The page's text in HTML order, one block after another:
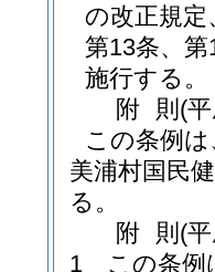
の改正規定
第13条、
施行する。
附 則 (
この条例
美浦村国民
る。
附 則 (
1
この条例